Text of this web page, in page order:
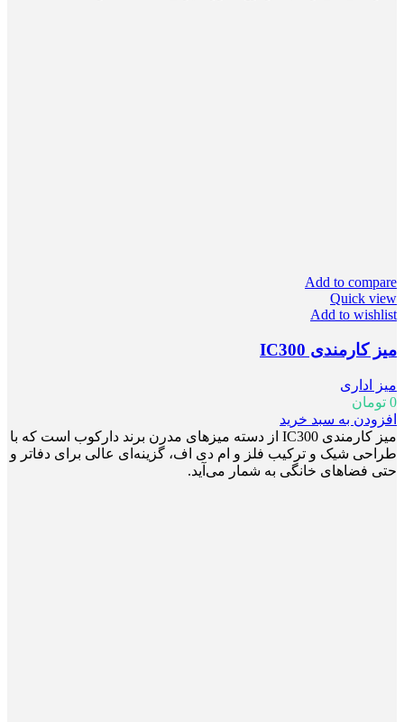
Add to compare
Quick view
Add to wishlist
میز کارمندی IC300
میز اداری
0 تومان
افزودن به سبد خرید
میز کارمندی IC300 از دسته میزهای مدرن برند دارکوب است که با
طراحی شیک و ترکیب فلز و ام دی اف، گزینه‌ای عالی برای دفاتر و
حتی فضاهای خانگی به شمار می‌آید.